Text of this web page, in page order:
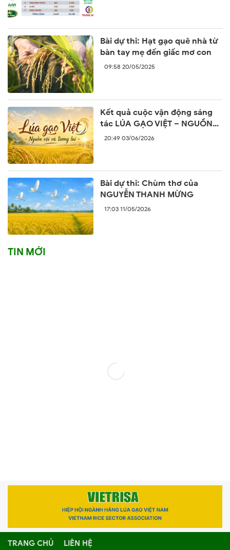
Bài dự thi: Hạt gạo quê nhà từ
bàn tay mẹ đến giấc mơ con
09:58 20/05/2025
Kết quả cuộc vận động sáng
tác LÚA GẠO VIỆT – NGUỒN
CỘI VÀ TƯƠNG LAI
20:49 03/06/2026
Bài dự thi: Chùm thơ của
NGUYỄN THANH MỪNG
17:03 11/05/2026
TIN MỚI
TRANG CHỦ LIÊN HỆ